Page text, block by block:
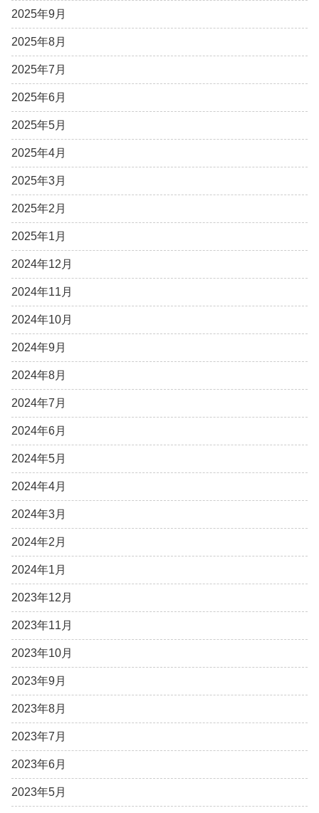
2025年9月
2025年8月
2025年7月
2025年6月
2025年5月
2025年4月
2025年3月
2025年2月
2025年1月
2024年12月
2024年11月
2024年10月
2024年9月
2024年8月
2024年7月
2024年6月
2024年5月
2024年4月
2024年3月
2024年2月
2024年1月
2023年12月
2023年11月
2023年10月
2023年9月
2023年8月
2023年7月
2023年6月
2023年5月